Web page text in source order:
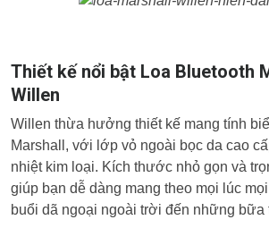
Thiết kế nổi bật Loa Bluetooth
Willen
Willen thừa hưởng thiết kế mang tính
Marshall, với lớp vỏ ngoài bọc da cao
nhiệt kim loại. Kích thước nhỏ gọn và
giúp bạn dễ dàng mang theo mọi lúc
buổi dã ngoại ngoài trời đến những bữa